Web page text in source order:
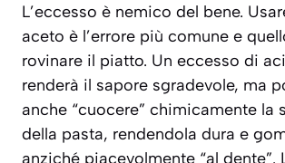
L’eccesso è nemico del bene.
aceto è l’errore più comune e
rovinare il piatto. Un eccesso di
renderà il sapore sgradevole, ma
anche “cuocere” chimicamente la
della pasta, rendendola dura e
anziché piacevolmente “al dente”.